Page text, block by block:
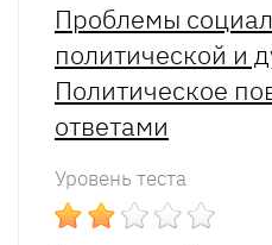
Проблемы
политической и
Политическое
ответами
Уровень теста